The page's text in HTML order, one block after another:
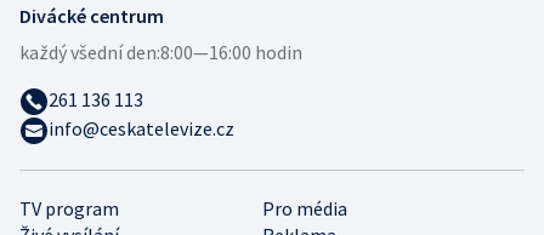
TV program
Pro média
Divácké centrum
každý všední den:8:00—16:00 hodin
261 136 113
info@ceskatelevize.cz